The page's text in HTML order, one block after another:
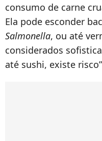
consumo de carne
Ela pode esconder
Salmonella, ou até
considerados
até sushi, existe